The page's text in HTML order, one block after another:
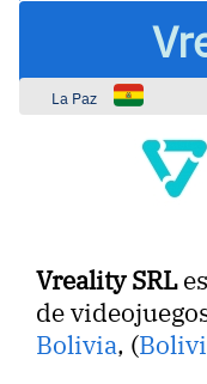
La Paz
Vreality SRL
de
Bolivia, (